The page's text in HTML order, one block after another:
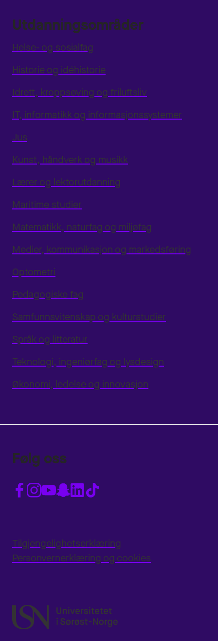
Utdanningsområder
Helse- og sosialfag
Historie og idéhistorie
Idrett, kroppsøving og friluftsliv
IT, informatikk og informasjonssystemer
Jus
Kunst, håndverk og musikk
Lærer og lektorutdanning
Maritime studier
Matematikk, naturfag og miljøfag
Medier, kommunikasjon og markedsføring
Optometri
Pedagogiske fag
Samfunnsvitenskap og kulturstudier
Språk og litteratur
Teknologi, ingeniørfag og lysdesign
Økonomi, ledelse og innovasjon
Følg oss
Tilgjengelighetserklæring
Personvernerklæring og cookies